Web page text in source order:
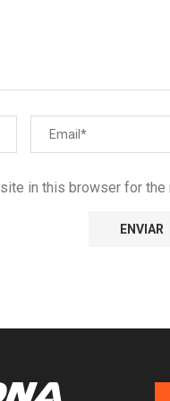
in this browser for